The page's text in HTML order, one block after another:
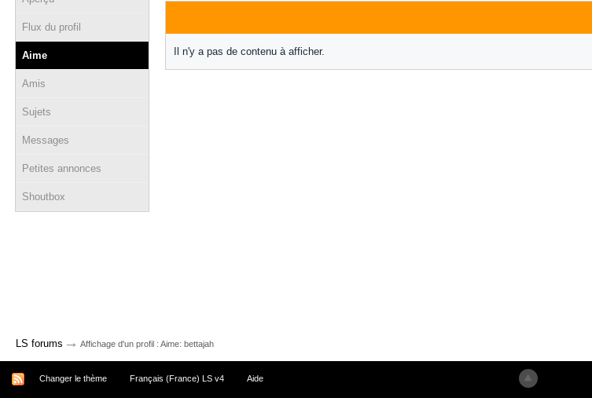
Flux du profil
Aime
Amis
Sujets
Messages
Petites annonces
Shoutbox
Il n'y a pas de contenu à afficher.
LS forums → Affichage d'un profil : Aime: bettajah
Changer le thème Français (France) LS v4 Aide